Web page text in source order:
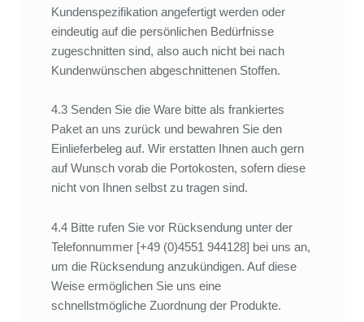
Kundenspezifikation angefertigt werden oder
eindeutig auf die persönlichen Bedürfnisse
zugeschnitten sind, also auch nicht bei nach
Kundenwünschen abgeschnittenen Stoffen.
4.3 Senden Sie die Ware bitte als frankiertes
Paket an uns zurück und bewahren Sie den
Einlieferbeleg auf. Wir erstatten Ihnen auch gern
auf Wunsch vorab die Portokosten, sofern diese
nicht von Ihnen selbst zu tragen sind.
4.4 Bitte rufen Sie vor Rücksendung unter der
Telefonnummer [+49 (0)4551 944128] bei uns an,
um die Rücksendung anzukündigen. Auf diese
Weise ermöglichen Sie uns eine
schnellstmögliche Zuordnung der Produkte.